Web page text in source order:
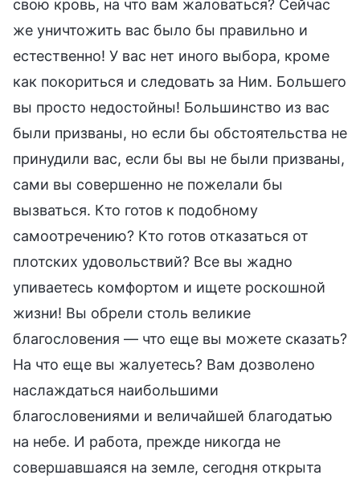
свою кровь, на что вам жаловаться? Сейчас
же уничтожить вас было бы правильно и
естественно! У вас нет иного выбора, кроме
как покориться и следовать за Ним. Большего
вы просто недостойны! Большинство из вас
были призваны, но если бы обстоятельства не
принудили вас, если бы вы не были призваны,
сами вы совершенно не пожелали бы
вызваться. Кто готов к подобному
самоотречению? Кто готов отказаться от
плотских удовольствий? Все вы жадно
упиваетесь комфортом и ищете роскошной
жизни! Вы обрели столь великие
благословения — что еще вы можете сказать?
На что еще вы жалуетесь? Вам дозволено
наслаждаться наибольшими
благословениями и величайшей благодатью
на небе. И работа, прежде никогда не
совершавшаяся на земле, сегодня открыта